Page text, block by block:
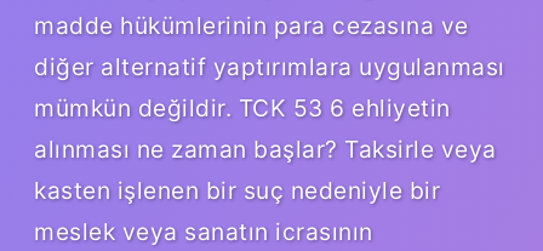
madde hükümlerinin para cezasına ve
diğer alternatif yaptırımlara uygulanması
mümkün değildir. TCK 53 6 ehliyetin
alınması ne zaman başlar? Taksirle veya
kasten işlenen bir suç nedeniyle bir
meslek veya sanatın icrasının